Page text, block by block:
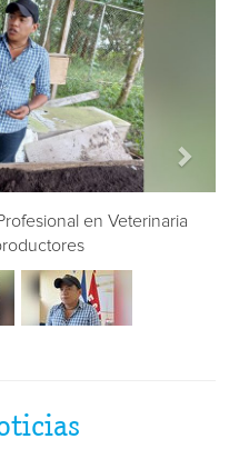
en Veterinaria